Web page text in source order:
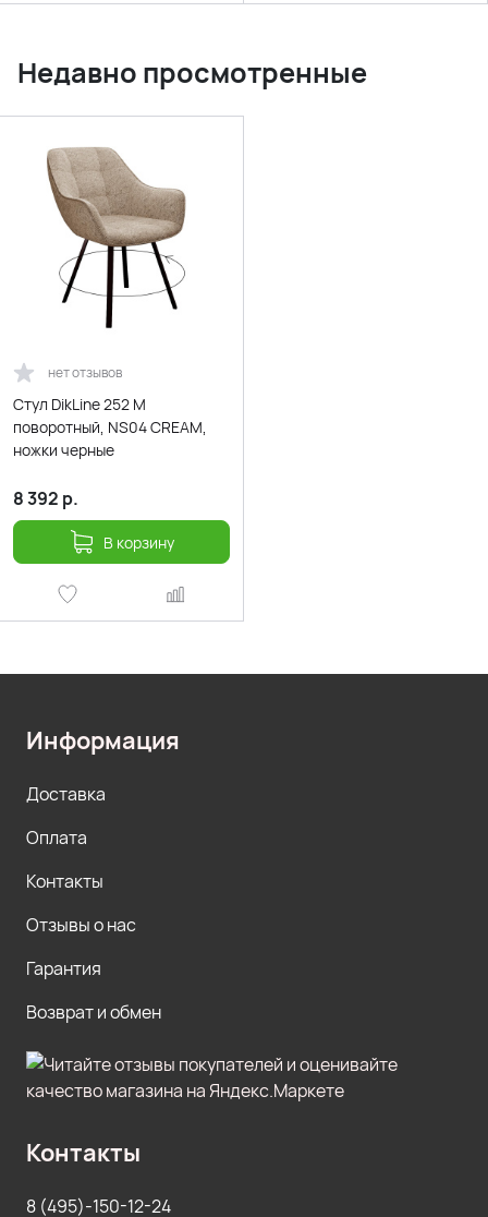
Недавно просмотренные
нет отзывов
Стул DikLine 252 М
поворотный, NS04 CREAM,
ножки черные
8 392 р.
В корзину
Информация
Доставка
Оплата
Контакты
Отзывы о нас
Гарантия
Возврат и обмен
Контакты
8 (495)-150-12-24